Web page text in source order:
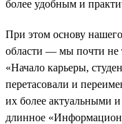
более удобным и
При этом основу
области — мы почти не
«Начало карьеры,
перетасовали и
их более актуальными
длинное